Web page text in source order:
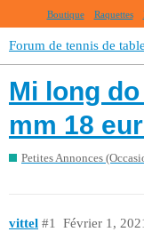
Boutique Raquettes
Forum de tennis de
Mi long
mm 18
Petites Annonces
vittel Février 1,
#1